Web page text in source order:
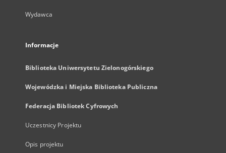
Wydawca
Informacje
Biblioteka Uniwersytetu Zielonogórskiego
Wojewódzka i Miejska Biblioteka Publiczna
Federacja Bibliotek Cyfrowych
Uczestnicy Projektu
Opis projektu